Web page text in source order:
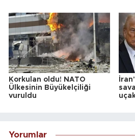
Korkulan oldu! NATO
Ülkesinin Büyükelçiliği
vuruldu
Yorumlar